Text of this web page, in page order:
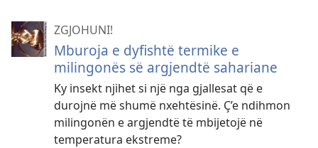
ZGJOHUNI!
Mburoja e dyfishtë termike e
milingonës së argjendtë sahariane
Ky insekt njihet si një nga gjallesat që e
durojnë më shumë nxehtësinë. Ç’e ndihmon
milingonën e argjendtë të mbijetojë në
temperatura ekstreme?